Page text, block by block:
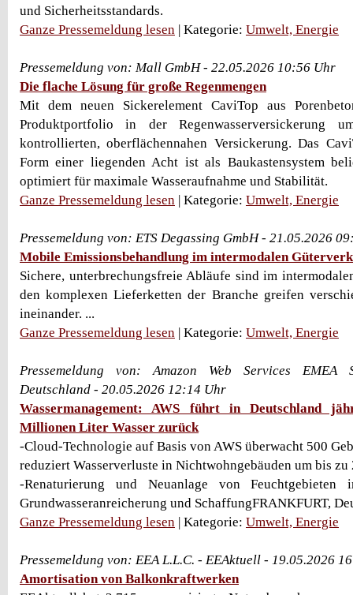
und Sicherheitsstandards.
Ganze Pressemeldung lesen | Kategorie: Umwelt, Energie
Pressemeldung von: Mall GmbH - 22.05.2026 10:56 Uhr
Die flache Lösung für große Regenmengen
Mit dem neuen Sickerelement CaviTop aus
Produktportfolio in der Regenwasserversickerung
kontrollierten, oberflächennahen Versickerung. Das
Form einer liegenden Acht ist als Baukastensystem
optimiert für maximale Wasseraufnahme und Stabilität.
Ganze Pressemeldung lesen | Kategorie: Umwelt, Energie
Pressemeldung von: ETS Degassing GmbH - 21.05.2026
Mobile Emissionsbehandlung im intermodalen
Sichere, unterbrechungsfreie Abläufe sind im
den komplexen Lieferketten der Branche greifen
ineinander. ...
Ganze Pressemeldung lesen | Kategorie: Umwelt, Energie
Pressemeldung von: Amazon Web Services EMEA
Deutschland - 20.05.2026 12:14 Uhr
Wassermanagement: AWS führt in Deutschland
Millionen Liter Wasser zurück
-Cloud-Technologie auf Basis von AWS überwacht 500
reduziert Wasserverluste in Nichtwohngebäuden um bis zu
-Renaturierung und Neuanlage von Feuchtgebieten
Grundwasseranreicherung und SchaffungFRANKFURT,
Ganze Pressemeldung lesen | Kategorie: Umwelt, Energie
Pressemeldung von: EEA L.L.C. - EEAktuell - 19.05.2026
Amortisation von Balkonkraftwerken